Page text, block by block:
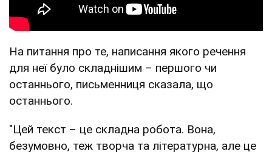
На питання про те, написання якого речення
для неї було складнішим – першого чи
останнього, письменниця сказала, що
останнього.
"Цей текст – це складна робота. Вона,
безумовно, теж творча та літературна, але це